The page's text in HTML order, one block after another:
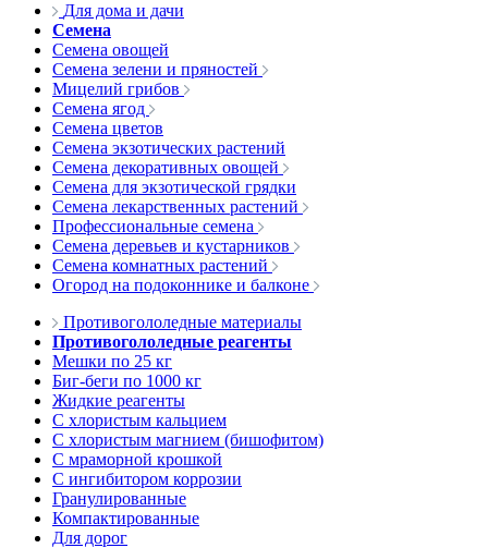
Для дома и дачи
Семена
Семена овощей
Семена зелени и пряностей
Мицелий грибов
Семена ягод
Семена цветов
Семена экзотических растений
Семена декоративных овощей
Семена для экзотической грядки
Семена лекарственных растений
Профессиональные семена
Семена деревьев и кустарников
Семена комнатных растений
Огород на подоконнике и балконе
Противогололедные материалы
Противогололедные реагенты
Мешки по 25 кг
Биг-беги по 1000 кг
Жидкие реагенты
С хлористым кальцием
С хлористым магнием (бишофитом)
С мраморной крошкой
С ингибитором коррозии
Гранулированные
Компактированные
Для дорог